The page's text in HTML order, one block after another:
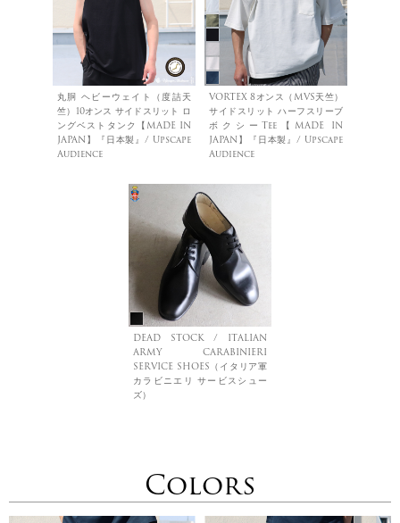
丸胴 ヘビーウェイト（度詰天
竺）10オンス サイドスリット ロ
ングベストタンク【MADE IN
JAPAN】『日本製』/ Upscape
Audience
VORTEX 8オンス（MVS天竺）
サイドスリット ハーフスリーブ
ボクシーTee【MADE IN
JAPAN】『日本製』/ Upscape
Audience
DEAD STOCK / ITALIAN
ARMY CARABINIERI
SERVICE SHOES（イタリア軍
カラビニエリ サービスシュー
ズ）
Colors